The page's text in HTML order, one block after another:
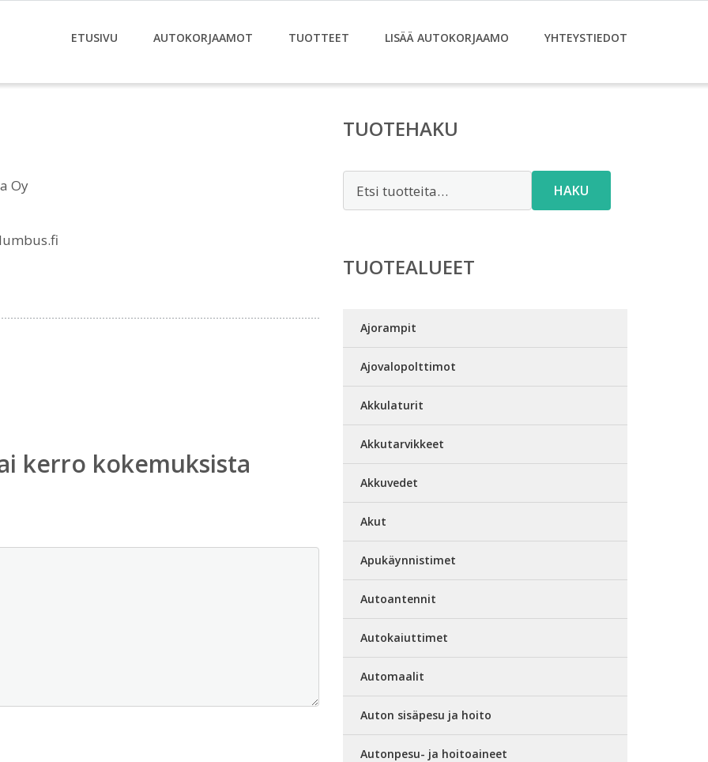
ETUSIVU AUTOKORJAAMOT TUOTTEET LISÄÄ AUTOKORJAAMO YHTEYSTIEDOT
Oy
kerro kokemuksista
TUOTEHAKU
HAKU
TUOTEALUEET
Ajorampit
Ajovalopolttimot
Akkulaturit
Akkutarvikkeet
Akkuvedet
Akut
Apukäynnistimet
Autoantennit
Autokaiuttimet
Automaalit
Auton sisäpesu ja hoito
Autonpesu- ja hoitoaineet